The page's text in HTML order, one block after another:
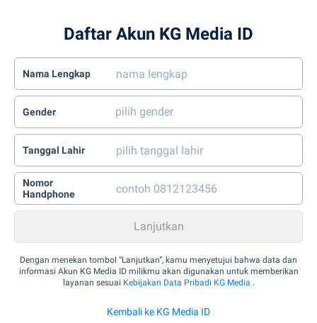
Daftar Akun KG Media ID
Nama Lengkap
Gender
Tanggal Lahir
Nomor
Handphone
Dengan menekan tombol “Lanjutkan”, kamu menyetujui bahwa data dan
informasi Akun KG Media ID milikmu akan digunakan untuk memberikan
layanan sesuai Kebijakan Data Pribadi KG Media .
Kembali ke KG Media ID